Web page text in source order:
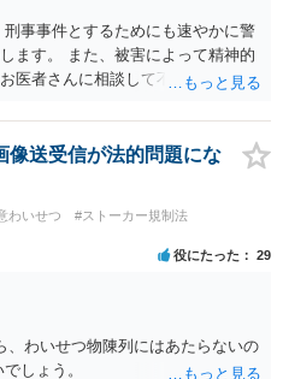
事事件とするためにも速やかに警
ます。 また、被害によって精神的
医者さんに相談して不安な気持ち
像送受信が法的問題にな
わいせつ
#ストーカー規制法
役にたった 29
、わいせつ物陳列にはあたらないの
しょう。